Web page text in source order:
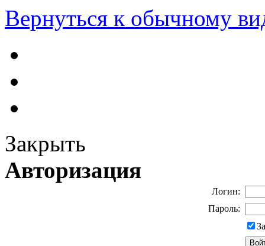
Вернуться к обычному
Закрыть
Авторизация
Логин:
Пароль: